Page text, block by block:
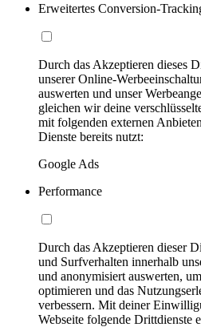
Erweitertes Conversion-
Durch das Akzeptieren dieses
unserer Online-
auswerten und unser
gleichen wir deine
mit folgenden externen
Dienste bereits nutzt:
Google Ads
Performance
Durch das Akzeptieren dieser
und Surfverhalten innerhalb
und anonymisiert auswerten,
optimieren und das
verbessern. Mit deiner
Webseite folgende Drittdienste